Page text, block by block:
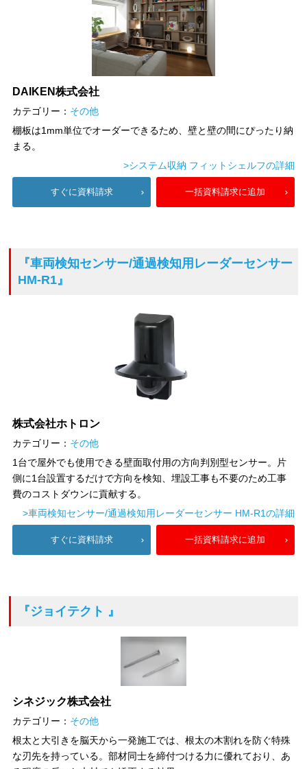
DAIKEN株式会社
カテゴリー： その他
棚板は1mm単位でオーダーできるため、壁と壁の間にぴったり納
まる。
>システム収納 フィットシェルフの詳細
すぐに資料請求 一括資料請求に追加
『車両検知センサー/通過検知用レーダーセンサー
HM-R1』
株式会社ホトロン
カテゴリー： その他
1台で屋外でも使用できる壁面取付用の方向判別型センサー。片
側に1台設置するだけで方向を検知、埋設工事も不要のため工事
費のコストダウンに貢献する。
>車両検知センサー/通過検知用レーダーセンサー HM-R1の詳細
すぐに資料請求 一括資料請求に追加
『ジョイテクト 』
シネジック株式会社
カテゴリー： その他
根太と大引きを脳天から一発施工では、根太の木割れを防ぐ特殊
な刃先を持っている。部材同士を締付つける力に優れており、あ